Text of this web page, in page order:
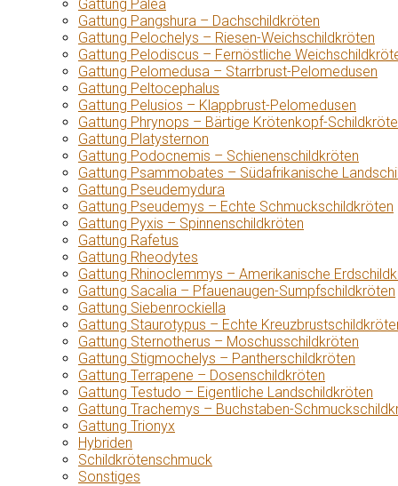
Gattung Palea
Gattung Pangshura – Dachschildkröten
Gattung Pelochelys – Riesen-Weichschildkröten
Gattung Pelodiscus – Fernöstliche
Gattung Pelomedusa – Starrbrust-Pelomedusen
Gattung Peltocephalus
Gattung Pelusios – Klappbrust-Pelomedusen
Gattung Phrynops – Bärtige Krötenkopf-
Gattung Platysternon
Gattung Podocnemis – Schienenschildkröten
Gattung Psammobates – Südafrikanische
Gattung Pseudemydura
Gattung Pseudemys – Echte Schmuckschildkröten
Gattung Pyxis – Spinnenschildkröten
Gattung Rafetus
Gattung Rheodytes
Gattung Rhinoclemmys – Amerikanische
Gattung Sacalia – Pfauenaugen-Sumpfschildkröten
Gattung Siebenrockiella
Gattung Staurotypus – Echte
Gattung Sternotherus – Moschusschildkröten
Gattung Stigmochelys – Pantherschildkröten
Gattung Terrapene – Dosenschildkröten
Gattung Testudo – Eigentliche Landschildkröten
Gattung Trachemys – Buchstaben-
Gattung Trionyx
Hybriden
Schildkrötenschmuck
Sonstiges